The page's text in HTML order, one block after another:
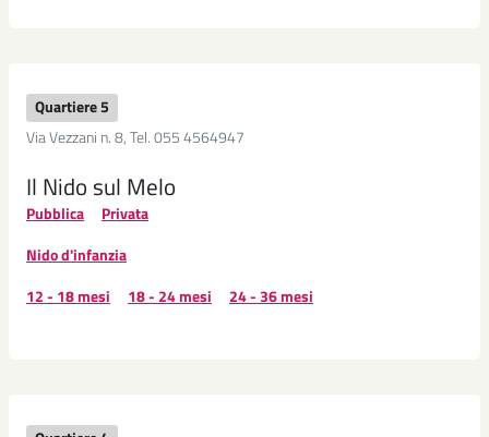
Quartiere 5
Via Vezzani n. 8, Tel. 055 4564947
Il Nido sul Melo
Pubblica
Privata
Nido d'infanzia
12 - 18 mesi
18 - 24 mesi 24 - 36 mesi